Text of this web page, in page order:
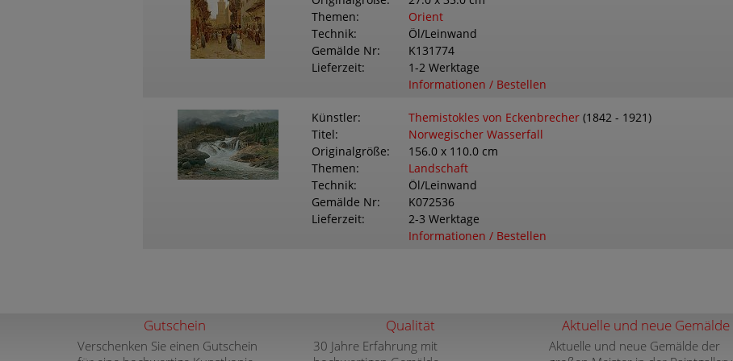
Themen
Orient
Technik
Öl/Leinwand
Gemälde Nr
K131774
Lieferzeit
1-2 Werktage
Informationen / Bestellen
Künstler Themistokles von Eckenbrecher (1842 - 1921)
Titel
Norwegischer Wasserfall
Originalgröße
156.0 x 110.0 cm
Themen
Landschaft
Technik
Öl/Leinwand
Gemälde Nr
K072536
Lieferzeit
2-3 Werktage
Informationen / Bestellen
Gutschein
Verschenken Sie einen Gutschein
Qualität
30 Jahre Erfahrung mit
Aktuelle und neue Gemälde
Aktuelle und neue Gemälde der